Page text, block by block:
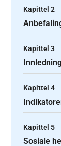
Kapittel 2
Kapittel 3
Kapittel 4
Kapittel 5
Sosiale